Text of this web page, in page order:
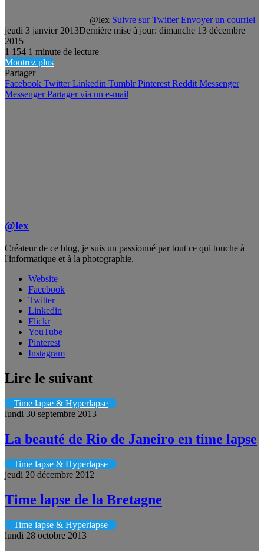
@lex Suivre sur Twitter Envoyer un courriel
jeudi 3 janvier 2013Dernière mise à jour: dimanche 13 décembre
2015
1 154 1 minute de lecture
Montrez plus
Partager
Facebook Twitter Linkedin Tumblr Pinterest Reddit Messenger
Messenger Partager via un e-mail
@lex
Créateur de ce blog, je suis un passionné par tout ce qui touche à
l'informatique et à la photographie.
Website
Facebook
Twitter
Linkedin
Flickr
YouTube
Pinterest
Instagram
Lire le suivant
Time lapse & Hyperlapse
lundi 30 septembre 2013
La beauté de Rio de Janeiro en time lapse
Time lapse & Hyperlapse
jeudi 20 décembre 2012
Time lapse de la Bretagne
Time lapse & Hyperlapse
lundi 28 octobre 2013